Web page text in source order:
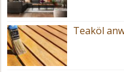
Teaköl